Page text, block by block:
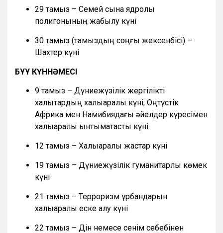
29 тамыз – Семей сынақ ядролық
полигонының жабылу күні
30 тамыз (тамыздың соңғы жексенбісі) –
Шахтер күні
БҰҰ КҮННӘМЕСІ
9 тамыз – Дүниежүзілік жергілікті
халықтардың халықаралық күні; Оңтүстік
Африка мен Намибиядағы әйелдер күресімен
халықаралық ынтымақтастық күні
12 тамыз – Халықаралық жастар күні
19 тамыз – Дүниежүзілік гуманитарлық көмек
күні
21 тамыз – Терроризм құрбандарын
халықаралық еске алу күні
22 тамыз – Дін немесе сенім себебінен